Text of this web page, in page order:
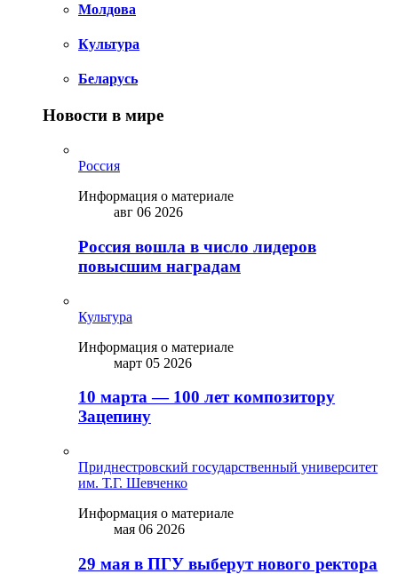
Молдова
Культура
Беларусь
Новости в мире
Россия
Информация о материале
авг 06 2026
Россия вошла в число лидеров
повысшим наградам
Культура
Информация о материале
март 05 2026
10 марта — 100 лет композитору
Зацепину
Приднестровский государственный университет
им. Т.Г. Шевченко
Информация о материале
мая 06 2026
29 мая в ПГУ выберут нового ректора